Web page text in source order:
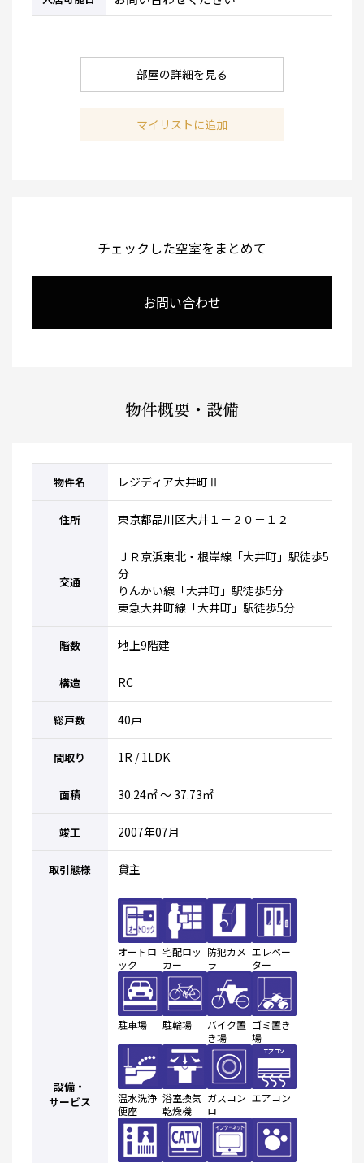
部屋の詳細を見る
マイリストに追加
チェックした空室をまとめて
お問い合わせ
物件概要・設備
物件名 レジディア大井町Ⅱ
住所 東京都品川区大井１－２０－１２
交通
ＪＲ京浜東北・根岸線「大井町」駅徒歩5
分
りんかい線「大井町」駅徒歩5分
東急大井町線「大井町」駅徒歩5分
階数 地上9階建
構造 RC
総戸数 40戸
間取り 1R / 1LDK
面積 30.24㎡ ～ 37.73㎡
竣工 2007年07月
取引態様 貸主
設備・
サービス
オートロ
ック
宅配ロッ
カー
防犯カメ
ラ
エレベー
ター
駐車場 駐輪場
バイク置
き場
ゴミ置き
場
温水洗浄
便座
浴室換気
乾燥機
ガスコン
ロ
エアコン